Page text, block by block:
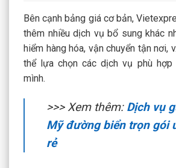
Bên cạnh bảng giá cơ bản,
thêm nhiều dịch vụ bổ sung khác
hiểm hàng hóa, vận chuyển tận nơi,
thể lựa chọn các dịch vụ phù hợp
mình.
>>> Xem thêm: Dịch vụ
Mỹ đường biển trọn gói
rẻ